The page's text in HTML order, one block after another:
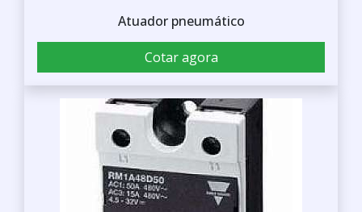
Atuador pneumático
Cotar agora